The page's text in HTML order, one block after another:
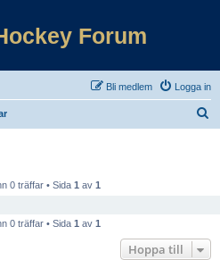
Forum
Logga in
Bli medlem
0 träffar • Sida 1 av 1
0 träffar • Sida 1 av 1
Hoppa till